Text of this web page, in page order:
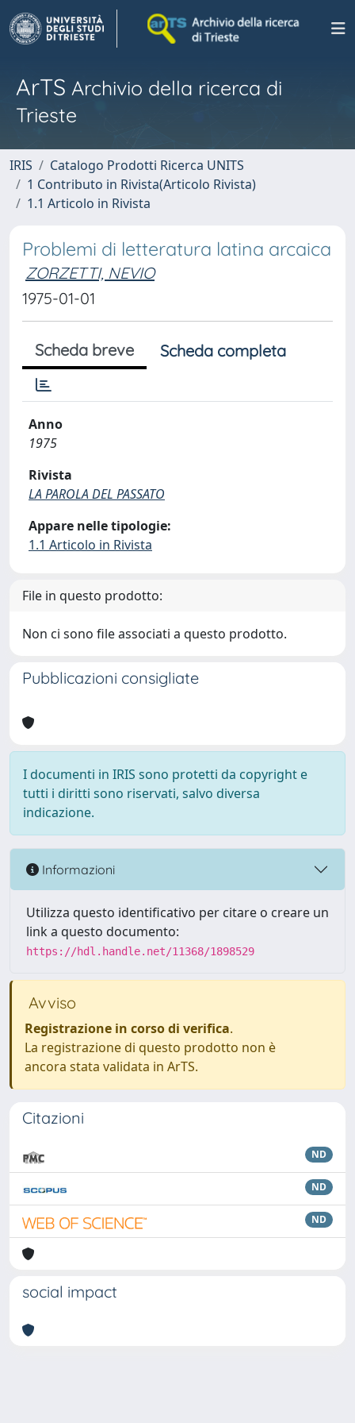
ArTS Archivio della ricerca di
Trieste
IRIS
Catalogo Prodotti Ricerca UNITS
1 Contributo in Rivista(Articolo Rivista)
1.1 Articolo in Rivista
Problemi di letteratura latina arcaica
ZORZETTI, NEVIO
1975-01-01
Scheda breve Scheda completa
Anno
1975
Rivista
LA PAROLA DEL PASSATO
Appare nelle tipologie:
1.1 Articolo in Rivista
File in questo prodotto:
Non ci sono file associati a questo prodotto.
Pubblicazioni consigliate
I documenti in IRIS sono protetti da copyright e
tutti i diritti sono riservati, salvo diversa
indicazione.
Informazioni
Utilizza questo identificativo per citare o creare un
link a questo documento:
https://hdl.handle.net/11368/1898529
Avviso
Registrazione in corso di verifica.
La registrazione di questo prodotto non è
ancora stata validata in ArTS.
Citazioni
ND
ND
ND
social impact